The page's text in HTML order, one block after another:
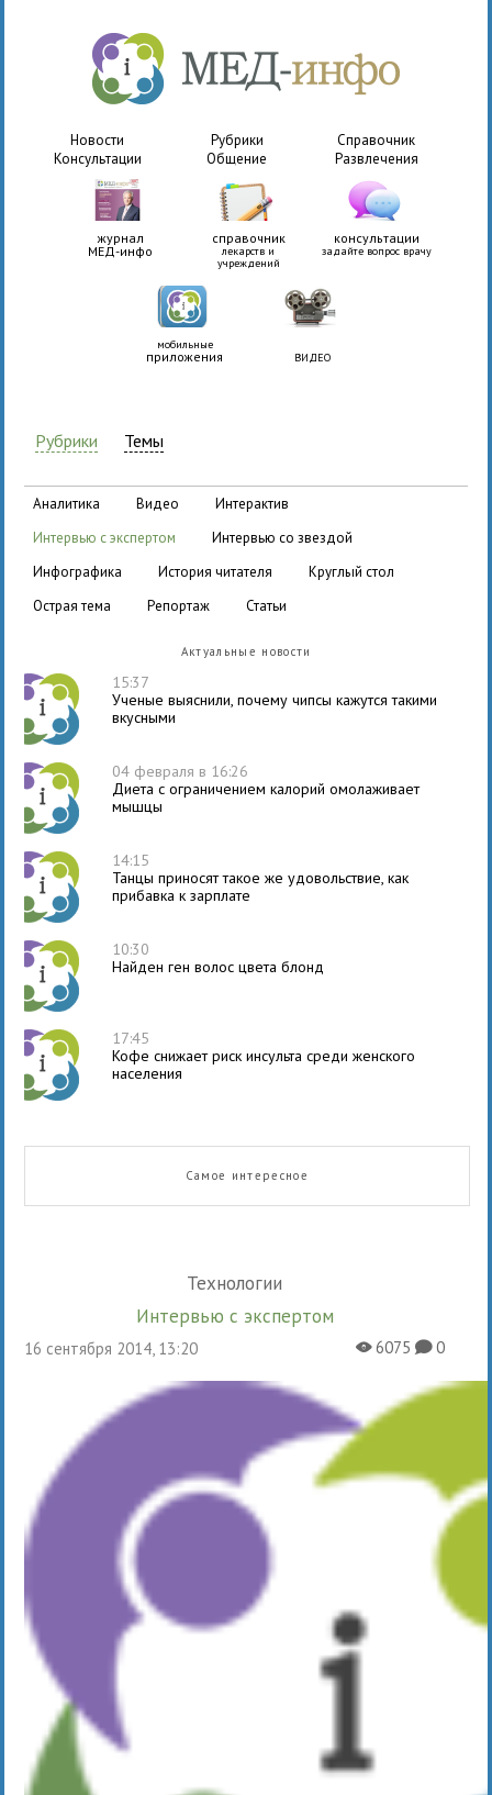
Новости Рубрики
Справочник
Консультации
Общение Развлечения
журнал
МЕД-инфо
справочник
лекарств и
учреждений
консультации
задайте вопрос врачу
мобильные
приложения ВИДЕО
Рубрики Темы
аналитика видео
интерактив
интервью с экспертом
интервью со звездой
инфографика
история читателя
круглый стол
острая тема
репортаж статьи
Актуальные новости
15:37
Ученые выяснили, почему чипсы кажутся такими
вкусными
04 февраля в 16:26
Диета с ограничением калорий омолаживает
мышцы
14:15
Танцы приносят такое же удовольствие, как
прибавка к зарплате
10:30
Найден ген волос цвета блонд
17:45
Кофе снижает риск инсульта среди женского
населения
Самое интересное
Технологии
Интервью с экспертом
16 сентября 2014, 13:20 X6075K0